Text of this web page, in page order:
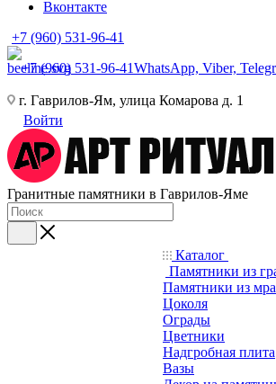
Вконтакте
+7 (960) 531-96-41
+7 (960) 531-96-41WhatsApp, Viber,
г. Гаврилов-Ям, улица Комарова д. 1
Войти
Гранитные памятники в Гаврилов-Яме
Каталог
Памятники из
Памятники из
Цоколя
Ограды
Цветники
Надгробная плита
Вазы